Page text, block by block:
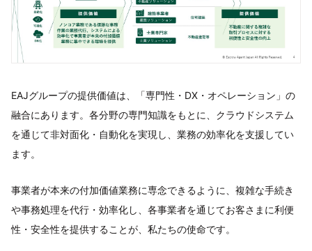
EAJグループの提供価値は、「専門性・DX・オペレーション」の
融合にあります。各分野の専門知識をもとに、クラウドシステム
を通じて非対面化・自動化を実現し、業務の効率化を支援してい
ます。
事業者が本来の付加価値業務に専念できるように、複雑な手続き
や事務処理を代行・効率化し、各事業者を通じてお客さまに利便
性・安全性を提供することが、私たちの使命です。